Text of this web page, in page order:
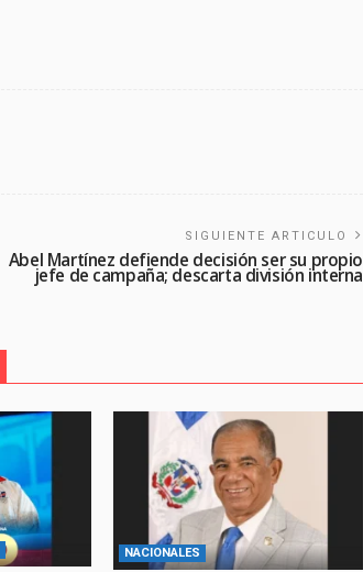
SIGUIENTE ARTICULO
Abel Martínez defiende decisión ser su propio
jefe de campaña; descarta división interna
NACIONALES